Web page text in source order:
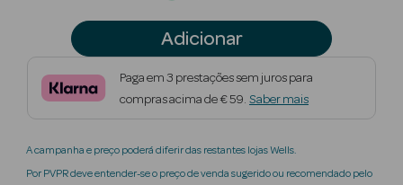
Beauty Season
Beauty Season
Beauty Season
Adicionar
Paga em 3 prestações sem juros para
compras acima de € 59. Saber mais
A campanha e preço poderá diferir das restantes lojas Wells.
Por PVPR deve entender-se o preço de venda sugerido ou recomendado pelo